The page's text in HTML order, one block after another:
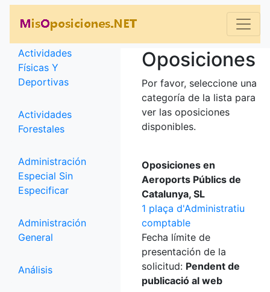
Categorías
Actividades
Físicas Y
Deportivas
Actividades
Forestales
Administración
Especial Sin
Especificar
Administración
General
Análisis
Oposiciones
Por favor, seleccione una
categoría de la lista para
ver las oposiciones
disponibles.
Oposiciones en
Aeroports Públics de
Catalunya, SL
1 plaça d'Administratiu
comptable
Fecha límite de
presentación de la
solicitud: Pendent de
publicació al web